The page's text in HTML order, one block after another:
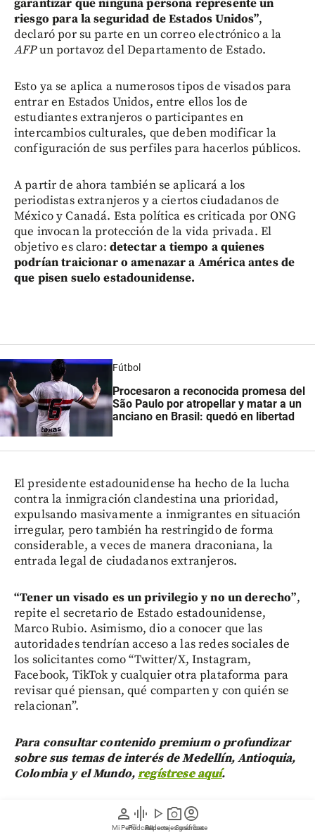
person
Mi Perfil
graphic_eq
Pódcast
play_arrow
Videos
photo_camera
Reportajes gráficos
account_circle
Suscríbete
garantizar que ninguna persona represente un
riesgo para la seguridad de Estados Unidos”,
declaró por su parte en un correo electrónico a la
AFPun portavoz del Departamento de Estado.
Esto ya se aplica a numerosos tipos de visados para
entrar en Estados Unidos, entre ellos los de
estudiantes extranjeros o participantes en
intercambios culturales, que deben modificar la
configuración de sus perfiles para hacerlos públicos.
A partir de ahora también se aplicará a los
periodistas extranjeros y a ciertos ciudadanos de
México y Canadá. Esta política es criticada por ONG
que invocan la protección de la vida privada. El
objetivo es claro: detectar a tiempo a quienes
podrían traicionar o amenazar a América antes de
que pisen suelo estadounidense.
Fútbol
Procesaron a reconocida promesa del
São Paulo por atropellar y matar a un
anciano en Brasil: quedó en libertad
El presidente estadounidense ha hecho de la lucha
contra la inmigración clandestina una prioridad,
expulsando masivamente a inmigrantes en situación
irregular, pero también ha restringido de forma
considerable, a veces de manera draconiana, la
entrada legal de ciudadanos extranjeros.
“Tener un visado es un privilegio y no un derecho”,
repite el secretario de Estado estadounidense,
Marco Rubio. Asimismo, dio a conocer que las
autoridades tendrían acceso a las redes sociales de
los solicitantes como “Twitter/X, Instagram,
Facebook, TikTok y cualquier otra plataforma para
revisar qué piensan, qué comparten y con quién se
relacionan”.
Para consultar contenido premium o profundizar
sobre sus temas de interés de Medellín, Antioquia,
Colombia y el Mundo,regístrese aquí.